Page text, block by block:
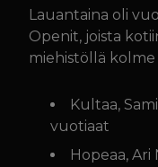
Lauantaina oli
Openit, joista
miehistöllä kolme
Kultaa,
vuotiaat
Hopeaa, Ari